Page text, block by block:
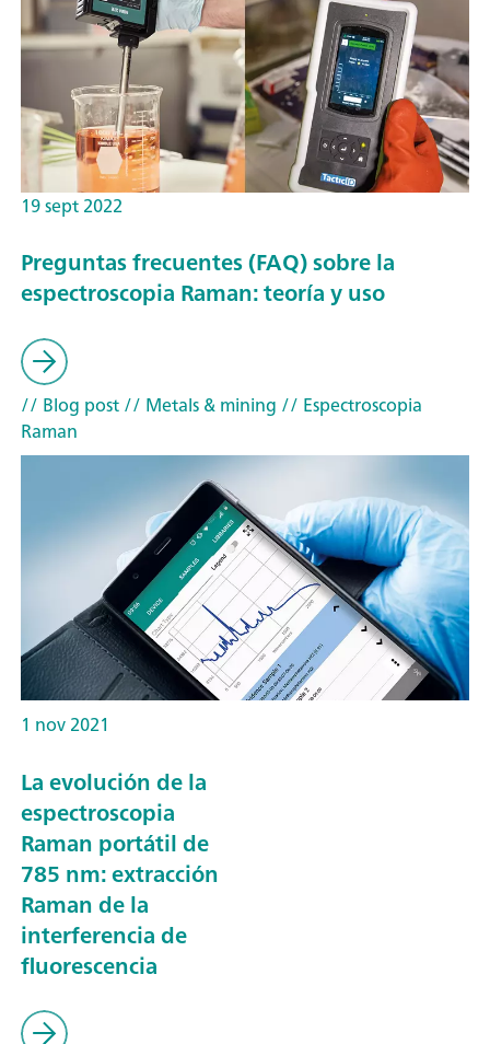
19 sept 2022
Preguntas frecuentes (FAQ) sobre la
espectroscopia Raman: teoría y uso
// Blog post// Metals & mining // Espectroscopia
Raman
1 nov 2021
La evolución de la
espectroscopia
Raman portátil de
785 nm: extracción
Raman de la
interferencia de
fluorescencia